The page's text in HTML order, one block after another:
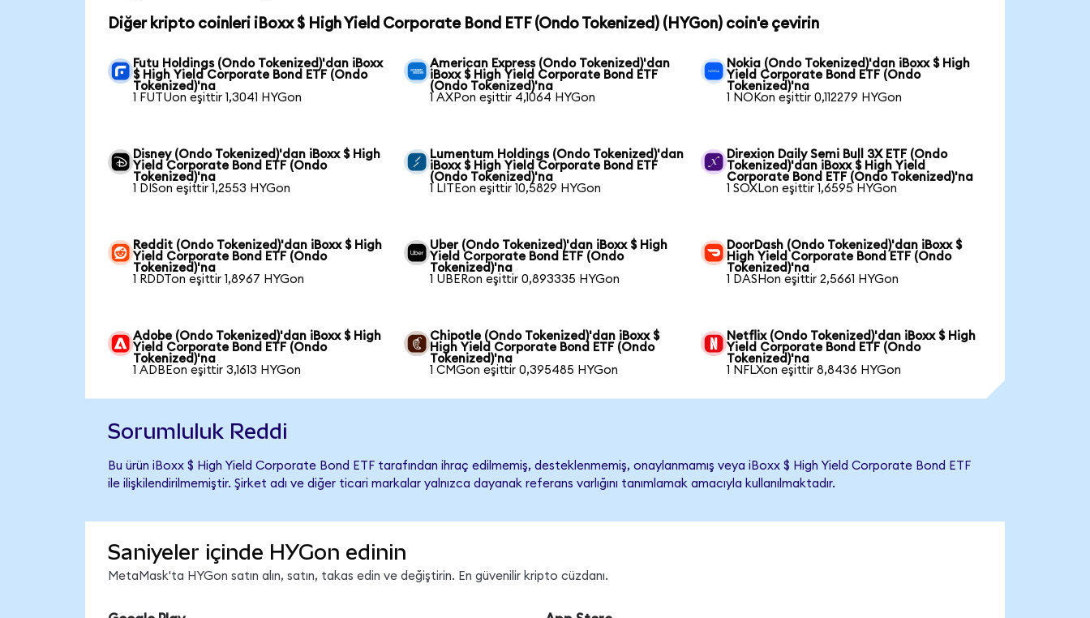
Diğer kripto coinleri iBoxx $ High Yield Corporate Bond ETF (Ondo Tokenized) (HYGon) coin'e çevirin
Futu Holdings (Ondo Tokenized)'dan iBoxx
$ High Yield Corporate Bond ETF (Ondo
Tokenized)'na
1 FUTUon eşittir 1,3041 HYGon
American Express (Ondo Tokenized)'dan
iBoxx $ High Yield Corporate Bond ETF
(Ondo Tokenized)'na
1 AXPon eşittir 4,1064 HYGon
Nokia (Ondo Tokenized)'dan iBoxx $ High
Yield Corporate Bond ETF (Ondo
Tokenized)'na
1 NOKon eşittir 0,112279 HYGon
Disney (Ondo Tokenized)'dan iBoxx $ High
Yield Corporate Bond ETF (Ondo
Tokenized)'na
1 DISon eşittir 1,2553 HYGon
Lumentum Holdings (Ondo Tokenized)'dan
iBoxx $ High Yield Corporate Bond ETF
(Ondo Tokenized)'na
1 LITEon eşittir 10,5829 HYGon
Direxion Daily Semi Bull 3X ETF (Ondo
Tokenized)'dan iBoxx $ High Yield
Corporate Bond ETF (Ondo Tokenized)'na
1 SOXLon eşittir 1,6595 HYGon
Reddit (Ondo Tokenized)'dan iBoxx $ High
Yield Corporate Bond ETF (Ondo
Tokenized)'na
1 RDDTon eşittir 1,8967 HYGon
Uber (Ondo Tokenized)'dan iBoxx $ High
Yield Corporate Bond ETF (Ondo
Tokenized)'na
1 UBERon eşittir 0,893335 HYGon
DoorDash (Ondo Tokenized)'dan iBoxx $
High Yield Corporate Bond ETF (Ondo
Tokenized)'na
1 DASHon eşittir 2,5661 HYGon
Adobe (Ondo Tokenized)'dan iBoxx $ High
Yield Corporate Bond ETF (Ondo
Tokenized)'na
1 ADBEon eşittir 3,1613 HYGon
Chipotle (Ondo Tokenized)'dan iBoxx $
High Yield Corporate Bond ETF (Ondo
Tokenized)'na
1 CMGon eşittir 0,395485 HYGon
Netflix (Ondo Tokenized)'dan iBoxx $ High
Yield Corporate Bond ETF (Ondo
Tokenized)'na
1 NFLXon eşittir 8,8436 HYGon
Sorumluluk Reddi
Bu ürün iBoxx $ High Yield Corporate Bond ETF tarafından ihraç edilmemiş, desteklenmemiş, onaylanmamış veya iBoxx $ High Yield Corporate Bond ETF
ile ilişkilendirilmemiştir. Şirket adı ve diğer ticari markalar yalnızca dayanak referans varlığını tanımlamak amacıyla kullanılmaktadır.
Saniyeler içinde HYGon edinin
MetaMask'ta HYGon satın alın, satın, takas edin ve değiştirin. En güvenilir kripto cüzdanı.